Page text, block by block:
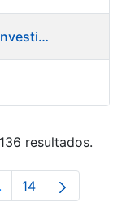
Ingeniero Auxiliar de Proyectos - Investigación y Desarrollo
resultados.
intermedias
Página
14